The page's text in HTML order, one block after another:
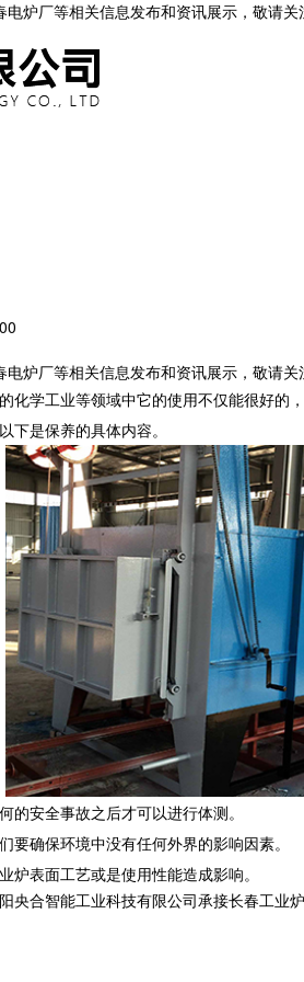
炉厂等相关信息发布和资讯展示，敬请关
炉厂等相关信息发布和资讯展示，敬请关
化学工业等领域中它的使用不仅能很好
是保养的具体内容。
安全事故之后才可以进行体测。
确保环境中没有任何外界的影响因素。
表面工艺或是使用性能造成影响。
合智能工业科技有限公司承接长春工业